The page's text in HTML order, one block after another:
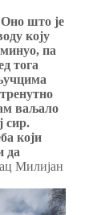
што је
коју
па
тога
ваљало
сир.
који
да
Милијан